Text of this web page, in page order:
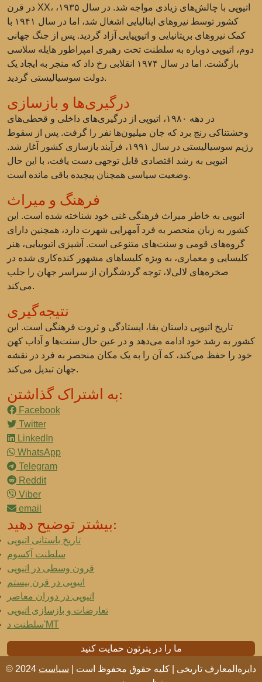
در قرن XX، اتیوپی با چالش‌های زیادی مواجه شد. در سال ۱۹۳۵،
کشور توسط نیروهای ایتالیایی اشغال شد، اما در سال ۱۹۴۱ با
کمک نیروهای بریتانیایی و اتیوپیایی آزاد گردید. پس از جنگ جهانی
دوم، اتیوپی دوباره به سلطنت تحت رهبری امپراطور هایله سلاسی
بازگشت. اما در سال ۱۹۷۴ انقلابی رخ داد که منجر به ایجاد یک
دولت سوسیالیستی گردید.
درگیری‌ها و بازسازی
در دهه ۱۹۸۰، اتیوپی از درگیری‌های داخلی و قحطی‌های
وحشتناکی رنج برد که جان میلیون‌ها نفر را گرفت. پس از سقوط
رژیم سوسیالیستی در سال ۱۹۹۱، فرآیند بازسازی کشور آغاز شد.
اتیوپی به رشد اقتصادی قابل توجهی دست یافت، با این حال
وضعیت سیاسی همچنان پیچیده باقی مانده است.
فرهنگ و میراث
اتیوپی به خاطر میراث فرهنگی غنی خود شناخته شده است. این
کشور به زبان منحصر به فرد آمهرایی شهرت دارد، همچنین دارای
گروه‌های قومی و سنت‌های متنوعی است. آشپزی اتیوپیایی، هنر
کلیسایی و معماری، به ویژه کلیساهای مشهور کنده‌کاری شده در
صخره‌های لالی‌لا، توجه گردشگران از سراسر جهان را جلب
می‌کند.
نتیجه‌گیری
تاریخ اتیوپی داستان بقا، ایستادگی و ثروت فرهنگی است. این
کشور به رشد خود ادامه می‌دهد و در عین حال سنت‌ها و آداب کهن
خود را حفظ می‌کند، که آن را به یک مکان منحصر به فرد در نقشه
جهان تبدیل می‌کند.
به اشتراک گذاشتن:
Facebook
Twitter
LinkedIn
WhatsApp
Telegram
Reddit
Viber
email
بیشتر توضیح دهید:
تاریخ باستانی اتیوپی
سلطنت آکسوم
قرون وسطی در اتیوپی
اتیوپی در قرن بیستم
اتیوپی در دوران معاصر
تعارضات و بازسازی اتیوپی
سلطنت د'MT
ما را در پترئون حمایت کنید
© 2024 دایره‌المعارف تاریخی | کلیه حقوق محفوظ است | سیاست